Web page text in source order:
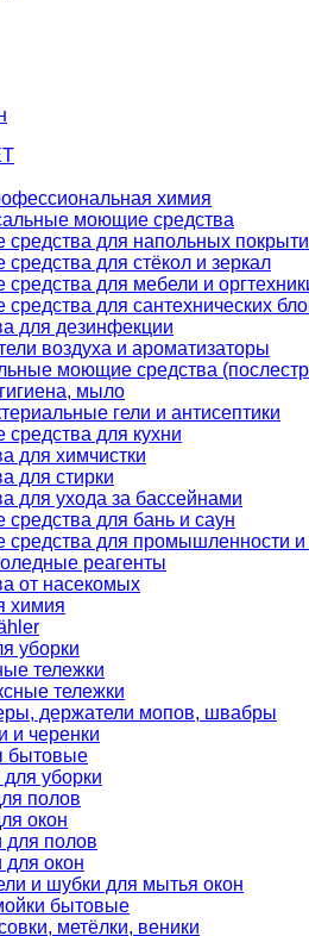
химия
моющие средства
для напольных
для стёкол и зеркал
для мебели и
для сантехнических
для дезинфекции
воздуха и ароматизаторы
моющие средства
мыло
гели и антисептики
для кухни
для химчистки
для стирки
для ухода за бассейнами
для бань и саун
для промышленности и
реагенты
от насекомых
химия
уборки
тележки
тележки
держатели мопов, швабры
и черенки
бытовые
уборки
полов
окон
для полов
для окон
и шубки для мытья окон
бытовые
метёлки, веники